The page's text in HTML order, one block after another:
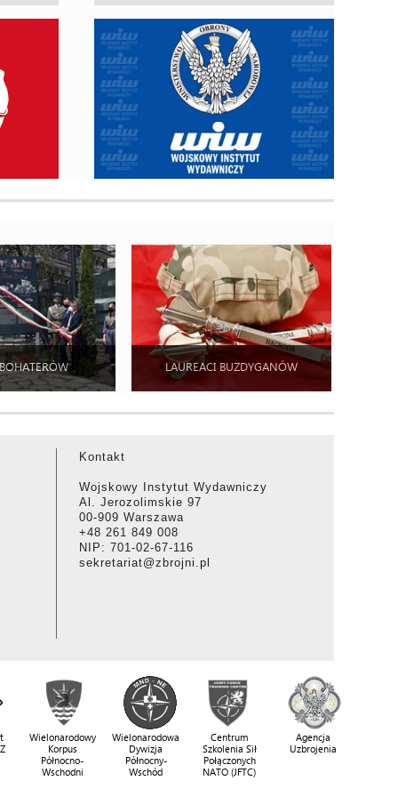
LAUREACI BUZDYGANÓW
Kontakt
Wojskowy Instytut Wydawniczy
Al. Jerozolimskie 97
00-909 Warszawa
+48 261 849 008
NIP: 701-02-67-116
sekretariat@zbrojni.pl
Wielonarodowy
Korpus
Północno-
Wschodni
Wielonarodowa
Dywizja
Północny-
Wschód
Centrum
Szkolenia Sił
Połączonych
NATO (JFTC)
Agencja
Uzbrojenia